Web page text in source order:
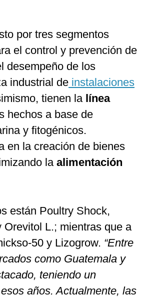
por tres segmentos
el control y prevención de
desempeño de los
industrial de instalaciones
tienen la línea
hechos a base de
y fitogénicos.
en la creación de bienes
laalimentación
están Poultry Shock,
L.; mientras que a
50 y Lizogrow. “Entre
como Guatemala y
teniendo un
años. Actualmente, las